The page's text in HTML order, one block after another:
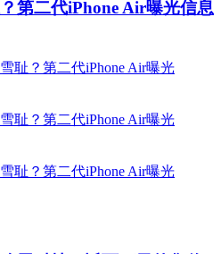
第二代iPhone Air曝光信息